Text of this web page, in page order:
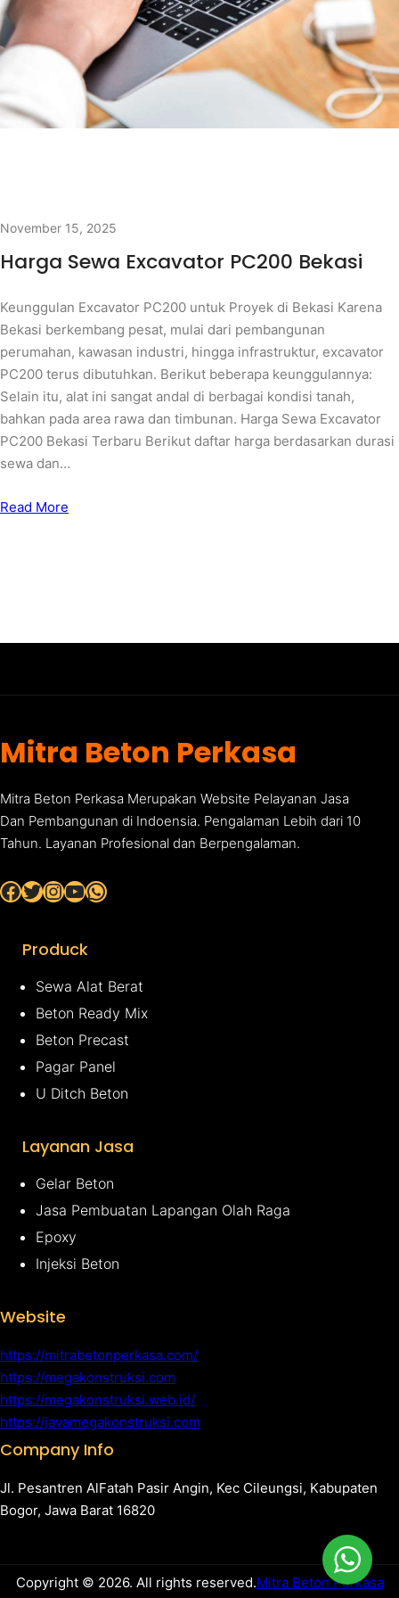
November 15, 2025
Harga Sewa Excavator PC200 Bekasi
Keunggulan Excavator PC200 untuk Proyek di Bekasi Karena
Bekasi berkembang pesat, mulai dari pembangunan
perumahan, kawasan industri, hingga infrastruktur, excavator
PC200 terus dibutuhkan. Berikut beberapa keunggulannya:
Selain itu, alat ini sangat andal di berbagai kondisi tanah,
bahkan pada area rawa dan timbunan. Harga Sewa Excavator
PC200 Bekasi Terbaru Berikut daftar harga berdasarkan durasi
sewa dan…
Read More
Mitra Beton Perkasa
Mitra Beton Perkasa Merupakan Website Pelayanan Jasa
Dan Pembangunan di Indoensia. Pengalaman Lebih dari 10
Tahun. Layanan Profesional dan Berpengalaman.
Facebook Twitter InstagramYouTube WhatsApp
Produck
Sewa Alat Berat
Beton Ready Mix
Beton Precast
Pagar Panel
U Ditch Beton
Layanan Jasa
Gelar Beton
Jasa Pembuatan Lapangan Olah Raga
Epoxy
Injeksi Beton
Website
https://mitrabetonperkasa.com/
https://megakonstruksi.com
https://megakonstruksi.web.id/
https://javamegakonstruksi.com
Company Info
Jl. Pesantren AlFatah Pasir Angin, Kec Cileungsi, Kabupaten
Bogor, Jawa Barat 16820
Copyright © 2026. All rights reserved.Mitra Beton Perkasa